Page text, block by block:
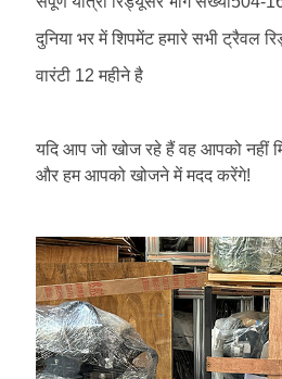
दुनिया भर में शिपमेंट हमारे सभी ट्रैवल
वारंटी 12 महीने है
यदि आप जो खोज रहे हैं वह आपको नहीं
और हम आपको खोजने में मदद करेंगे!